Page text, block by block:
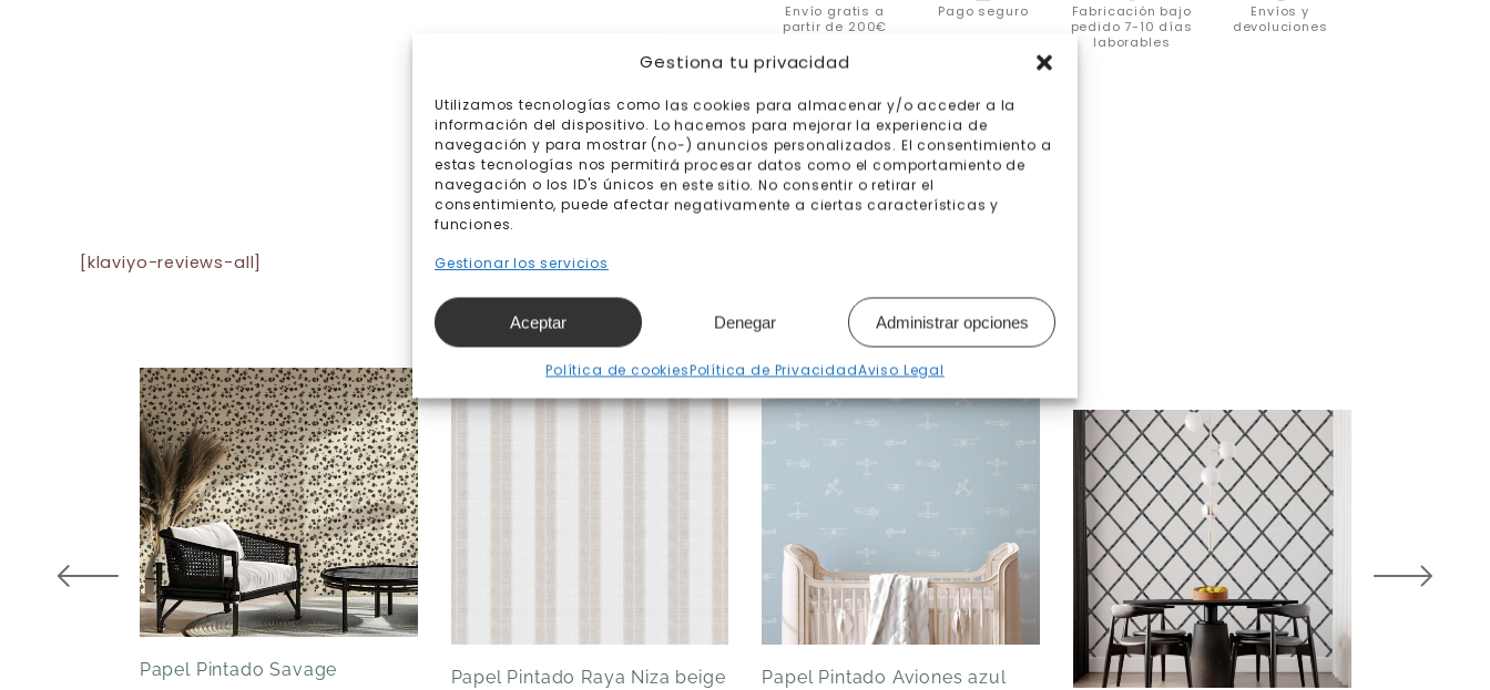
Gestiona tu privacidad
Utilizamos tecnologías como las cookies para almacenar y/o acceder a la
información del dispositivo. Lo hacemos para mejorar la experiencia de
navegación y para mostrar (no-) anuncios personalizados. El consentimiento a
estas tecnologías nos permitirá procesar datos como el comportamiento de
navegación o los ID's únicos en este sitio. No consentir o retirar el
consentimiento, puede afectar negativamente a ciertas características y
funciones.
Gestionar los servicios
Aceptar Denegar Administrar opciones
Política de cookiesPolítica de PrivacidadAviso Legal
Envío gratis a
partir de 200€
Pago seguro
Fabricación bajo
pedido 7-10 días
laborables
Envíos y
devoluciones
[klaviyo-reviews-all]
Productos relacionados
Papel Pintado Savage Papel Pintado Raya Niza beige Papel Pintado Aviones azul